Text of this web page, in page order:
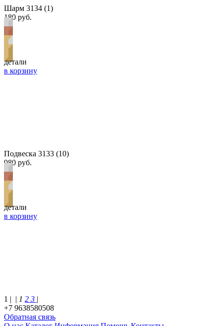
Шарм 3134 (1)
180 руб.
детали
в корзину
Подвеска 3133 (10)
980 руб.
детали
в корзину
1 | | 1 2 3 |
+7 9638580508
Обратная связь